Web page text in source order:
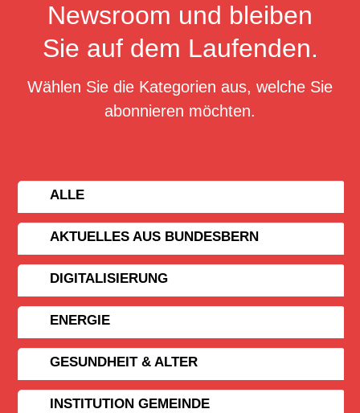
Newsroom und bleiben
Sie auf dem Laufenden.
Wählen Sie die Kategorien aus, welche Sie
abonnieren möchten.
ALLE
AKTUELLES AUS BUNDESBERN
DIGITALISIERUNG
ENERGIE
GESUNDHEIT & ALTER
INSTITUTION GEMEINDE